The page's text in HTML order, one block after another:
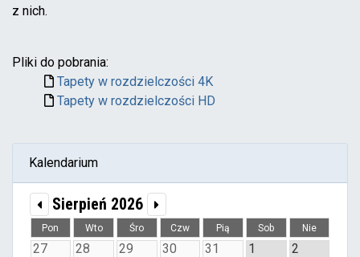
z nich.
Pliki do pobrania:
Tapety w rozdzielczości 4K
Tapety w rozdzielczości HD
Kalendarium
Sierpień 2026
Pon Wto Śro Czw Pią Sob Nie
27 28 29 30 31 1 2